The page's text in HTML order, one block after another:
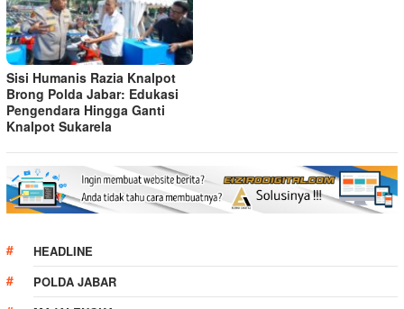
Sisi Humanis Razia Knalpot
Brong Polda Jabar: Edukasi
Pengendara Hingga Ganti
Knalpot Sukarela
HEADLINE
POLDA JABAR